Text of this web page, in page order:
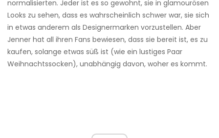
normalisierten. Jeder ist es so gewohnt, sie in glamourösen
Looks zu sehen, dass es wahrscheinlich schwer war, sie sich
in etwas anderem als Designermarken vorzustellen. Aber
Jenner hat all ihren Fans bewiesen, dass sie bereit ist, es zu
kaufen, solange etwas süß ist (wie ein lustiges Paar
Weihnachtssocken), unabhängig davon, woher es kommt.